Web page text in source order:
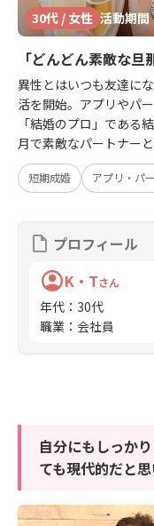
30代 / 女性 活動期間
「どんどん素敵な旦
異性とはいつも友達に
活を開始。アプリやパ
「結婚のプロ」である
月で素敵なパートナー
短期成婚 アプリ・パ
プロフィール
K・Tさん
年代 ： 30代
職業 ： 会社員
自分にもしっか
ても現代的だと思